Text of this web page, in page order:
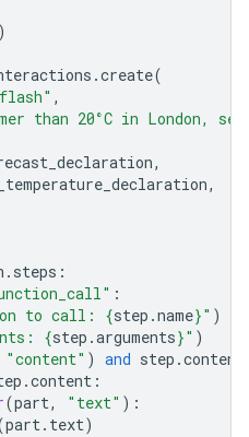
.create(
,
than 20°C in London,
,
,
. steps :
:
to call: {step .name}" )
{step .arguments}" )
"content" ) and step .content
.content :
(part, "text" ):
part. text)